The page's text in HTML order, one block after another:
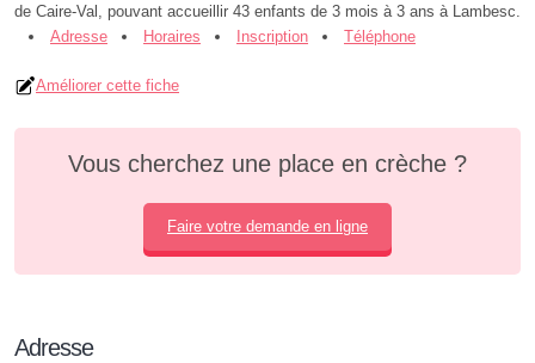
de Caire-Val, pouvant accueillir 43 enfants de 3 mois à 3 ans à Lambesc.
Adresse
Horaires Inscription Téléphone
Améliorer cette fiche
Vous cherchez une place en crèche ?
Faire votre demande en ligne
Adresse